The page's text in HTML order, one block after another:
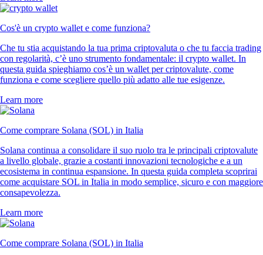
Cos'è un crypto wallet e come funziona?
Che tu stia acquistando la tua prima criptovaluta o che tu faccia trading
con regolarità, c’è uno strumento fondamentale: il crypto wallet. In
questa guida spieghiamo cos’è un wallet per criptovalute, come
funziona e come scegliere quello più adatto alle tue esigenze.
Learn more
Come comprare Solana (SOL) in Italia
Solana continua a consolidare il suo ruolo tra le principali criptovalute
a livello globale, grazie a costanti innovazioni tecnologiche e a un
ecosistema in continua espansione. In questa guida completa scoprirai
come acquistare SOL in Italia in modo semplice, sicuro e con maggiore
consapevolezza.
Learn more
Come comprare Solana (SOL) in Italia